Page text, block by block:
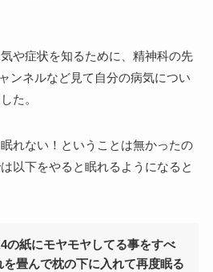
や症状を知るために、精神科の先
ンネルなど見て自分の病気につい
た。
れない！ということは無かったの
は以下をやると眠れるようになると
の紙にモヤモヤしてる事をすべ
畳んで枕の下に入れて再度眠る